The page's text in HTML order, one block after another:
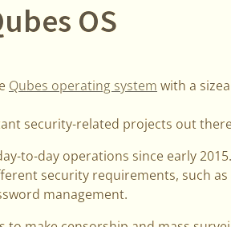
OS
Qubes operating system with a
security-related projects out
to-day operations since early
security requirements, such as
management.